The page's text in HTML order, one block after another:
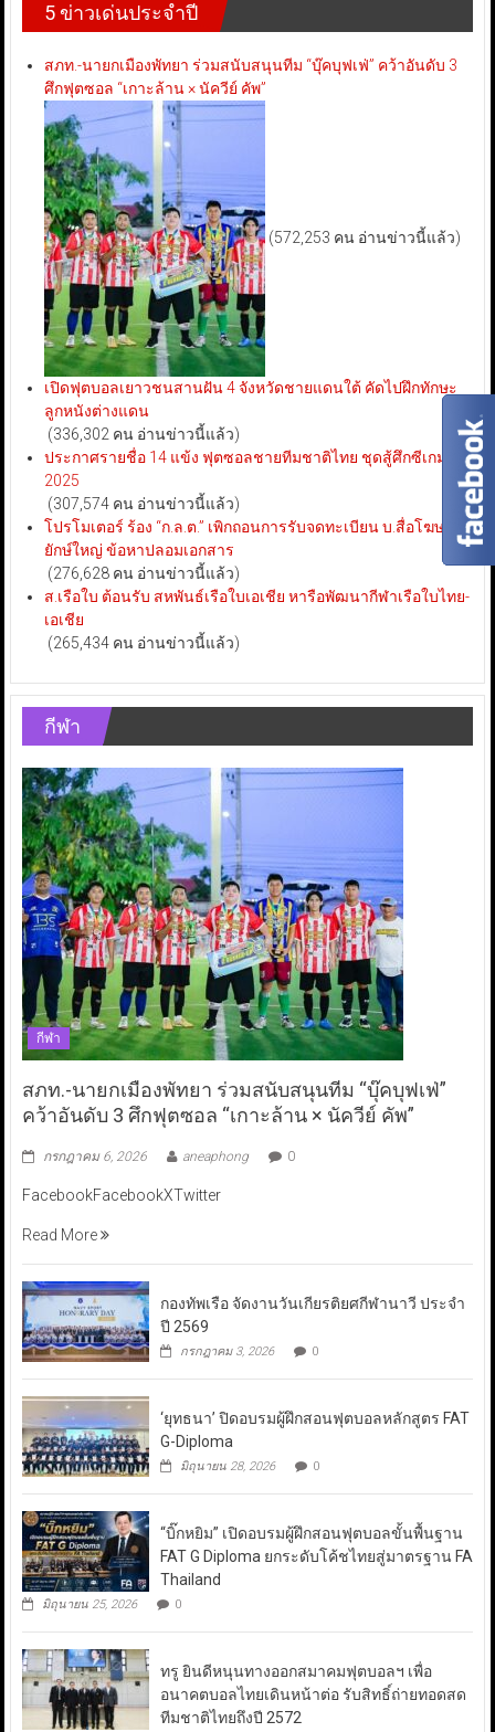
5 ข่าวเด่นประจำปี
สภท.-นายกเมืองพัทยา ร่วมสนับสนุนทีม “บุ๊คบุฟเฟ่” คว้าอันดับ 3
ศึกฟุตซอล “เกาะล้าน × นัควีย์ คัพ”
(572,253 คน อ่านข่าวนี้แล้ว)
เปิดฟุตบอลเยาวชนสานฝัน 4 จังหวัดชายแดนใต้ คัดไปฝึกทักษะ
ลูกหนังต่างแดน
(336,302 คน อ่านข่าวนี้แล้ว)
ประกาศรายชื่อ 14 แข้ง ฟุตซอลชายทีมชาติไทย ชุดสู้ศึกซีเกมส์
2025
(307,574 คน อ่านข่าวนี้แล้ว)
โปรโมเตอร์ ร้อง “ก.ล.ต.” เพิกถอนการรับจดทะเบียน บ.สื่อโฆษณา
ยักษ์ใหญ่ ข้อหาปลอมเอกสาร
(276,628 คน อ่านข่าวนี้แล้ว)
ส.เรือใบ ต้อนรับ สหพันธ์เรือใบเอเชีย หารือพัฒนากีฬาเรือใบไทย-
เอเชีย
(265,434 คน อ่านข่าวนี้แล้ว)
กีฬา
กีฬา
สภท.-นายกเมืองพัทยา ร่วมสนับสนุนทีม “บุ๊คบุฟเฟ่”
คว้าอันดับ 3 ศึกฟุตซอล “เกาะล้าน × นัควีย์ คัพ”
กรกฎาคม 6, 2026 aneaphong 0
FacebookFacebookXTwitter
Read More
กองทัพเรือ จัดงานวันเกียรติยศกีฬานาวี ประจำ
ปี 2569
กรกฎาคม 3, 2026 0
‘ยุทธนา’ ปิดอบรมผู้ฝึกสอนฟุตบอลหลักสูตร FAT
G-Diploma
มิถุนายน 28, 2026 0
“บิ๊กหยิม” เปิดอบรมผู้ฝึกสอนฟุตบอลขั้นพื้นฐาน
FAT G Diploma ยกระดับโค้ชไทยสู่มาตรฐาน FA
Thailand
มิถุนายน 25, 2026 0
ทรู ยินดีหนุนทางออกสมาคมฟุตบอลฯ เพื่อ
อนาคตบอลไทยเดินหน้าต่อ รับสิทธิ์ถ่ายทอดสด
ทีมชาติไทยถึงปี 2572